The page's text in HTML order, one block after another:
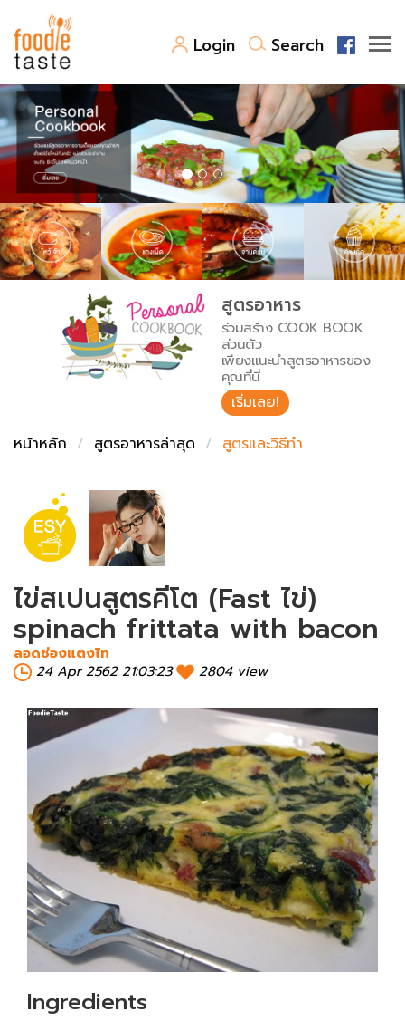
Login Search
สูตรอาหาร
สูตรอาหารล่าสุด
Top Foodie
พาไปชิม
สารพันก้นครัว
เคล็ดลับน่ารู้
เปรียบเทียบหน่วยการตวง
เปรียบเทียบอุณหภูมิ
เปรียบเทียบน้ำหนักวัตถุดิบ
FoodPedia
สร้าง Cookbook
สูตรอาหาร
ร่วมสร้าง COOK BOOK
ส่วนตัว
เพียงแนะนำสูตรอาหารของ
คุณที่นี่
เริ่มเลย!
หน้าหลัก
สูตรอาหารล่าสุด สูตรและวิธีทำ
ไข่สเปนสูตรคีโต (Fast ไข่)
spinach frittata with bacon
ลอดช่องแตงไท
24 Apr 2562 21:03:23
2804 view
Ingredients